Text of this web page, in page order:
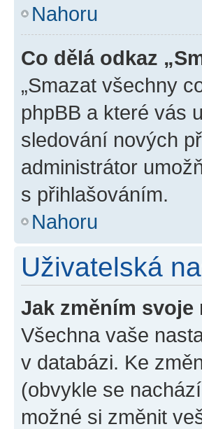
Nahoru
Co dělá odkaz
„Smazat všechny
phpBB a které vás
sledování nových
administrátor
s přihlašováním.
Nahoru
Uživatelská
Jak změním svoje
Všechna vaše
v databázi. Ke
(obvykle se
možné si změnit